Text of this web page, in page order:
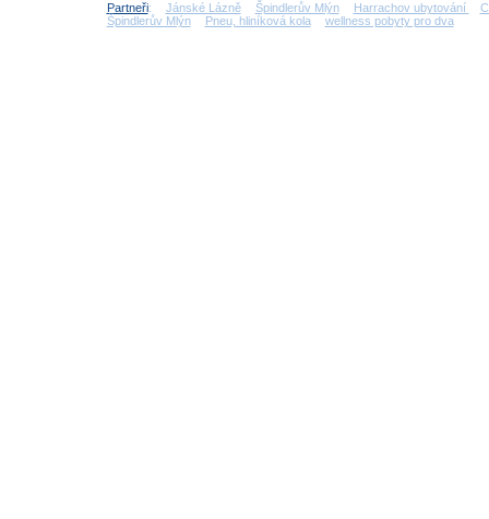
Partneři: Jánské Lázně Špindlerův Mlýn Harrachov ubytování
Špindlerův Mlýn
Pneu, hliníková kola wellness pobyty pro dva